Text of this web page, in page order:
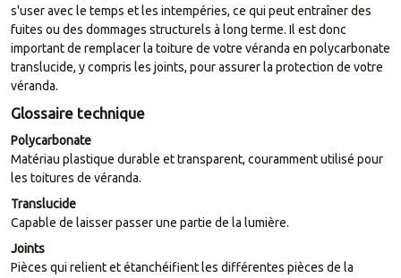
s'user avec le temps et les intempéries, ce qui peut entraîner des
fuites ou des dommages structurels à long terme. Il est donc
important de remplacer la toiture de votre véranda en polycarbonate
translucide, y compris les joints, pour assurer la protection de votre
véranda.
Glossaire technique
Polycarbonate
Matériau plastique durable et transparent, couramment utilisé pour
les toitures de véranda.
Translucide
Capable de laisser passer une partie de la lumière.
Joints
Pièces qui relient et étanchéifient les différentes pièces de la